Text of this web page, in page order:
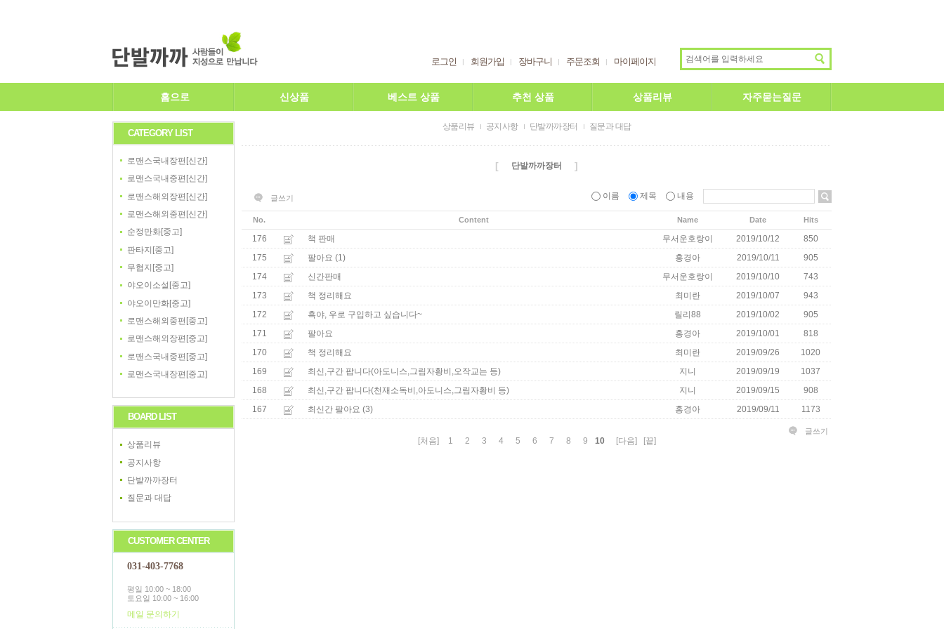
로그인 회원가입 장바구니 주문조회 마이페이지
홈으로 신상품 베스트 상품 추천 상품 상품리뷰 자주묻는질문
CATEGORY LIST
로맨스국내장편[신간]
로맨스국내중편[신간]
로맨스해외장편[신간]
로맨스해외중편[신간]
순정만화[중고]
판타지[중고]
무협지[중고]
야오이소설[중고]
야오이만화[중고]
로맨스해외중편[중고]
로맨스해외장편[중고]
로맨스국내중편[중고]
로맨스국내장편[중고]
BOARD LIST
상품리뷰
공지사항
단발까까장터
질문과 대답
CUSTOMER CENTER
031-403-7768
평일 10:00 ~ 18:00
토요일 10:00 ~ 16:00
메일 문의하기
상품리뷰 공지사항 단발까까장터 질문과 대답
[ 단발까까장터 ]
글쓰기 이름 제목 내용
No. Content Name Date Hits
176 책 판매 무서운호랑이 2019/10/12
850
175
팔아요 (1) 홍경아 2019/10/11
905
174
신간판매 무서운호랑이 2019/10/10
743
173
책 정리해요 최미란 2019/10/07
943
172
흑야, 우로 구입하고 싶습니다~ 릴리88 2019/10/02
905
171
팔아요 홍경아 2019/10/01
818
170
책 정리해요 최미란 2019/09/26
1020
169
최신,구간 팝니다(아도니스,그림자황비,오작교는 등) 지니 2019/09/19
1037
168
최신,구간 팝니다(천재소독비,아도니스,그림자황비 등) 지니 2019/09/15
908
167
최신간 팔아요 (3) 홍경아 2019/09/11 1173
글쓰기
[처음] 1 2 3 4 5 6 7 8 9 10 [다음] [끝]